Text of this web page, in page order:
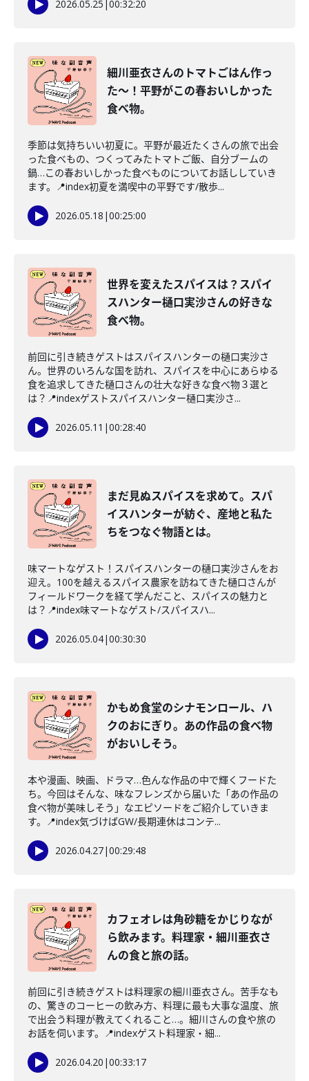
2026.05.25 00:32:20
細川亜衣さんのトマトごはん作っ
た〜！平野がこの春おいしかった
食べ物。
季節は気持ちいい初夏に。平野が最近たくさんの旅で出会
った食べもの、つくってみたトマトご飯、自分ブームの
鍋…この春おいしかった食べものについてお話ししていき
ます。📍index初夏を満喫中の平野です/散歩...
2026.05.18 |00:25:00
世界を変えたスパイスは？スパイ
スハンター樋口実沙さんの好きな
食べ物。
前回に引き続きゲストはスパイスハンターの樋口実沙さ
ん。世界のいろんな国を訪れ、スパイスを中心にあらゆる
食を追求してきた樋口さんの壮大な好きな食べ物３選と
は？📍indexゲストスパイスハンター樋口実沙さ...
2026.05.11 |00:28:40
まだ見ぬスパイスを求めて。スパ
イスハンターが紡ぐ、産地と私た
ちをつなぐ物語とは。
味マートなゲスト！スパイスハンターの樋口実沙さんをお
迎え。100を越えるスパイス農家を訪ねてきた樋口さんが
フィールドワークを経て学んだこと、スパイスの魅力と
は？📍index味マートなゲスト/スパイスハ...
2026.05.04|00:30:30
かもめ食堂のシナモンロール、ハ
クのおにぎり。あの作品の食べ物
がおいしそう。
本や漫画、映画、ドラマ…色んな作品の中で輝くフードた
ち。今回はそんな、味なフレンズから届いた「あの作品の
食べ物が美味しそう」なエピソードをご紹介していきま
す。📍index気づけばGW/長期連休はコンテ...
2026.04.27|00:29:48
カフェオレは角砂糖をかじりなが
ら飲みます。料理家・細川亜衣さ
んの食と旅の話。
前回に引き続きゲストは料理家の細川亜衣さん。苦手なも
の、驚きのコーヒーの飲み方、料理に最も大事な温度、旅
で出会う料理が教えてくれること…。細川さんの食や旅の
お話を伺います。📍indexゲスト料理家・細...
2026.04.20 |00:33:17